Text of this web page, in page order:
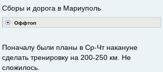
Сборы и дорога в Мариуполь
Оффтоп
Поначалу были планы в Ср-Чт накануне
сделать тренировку на 200-250 км. Не
сложилось.